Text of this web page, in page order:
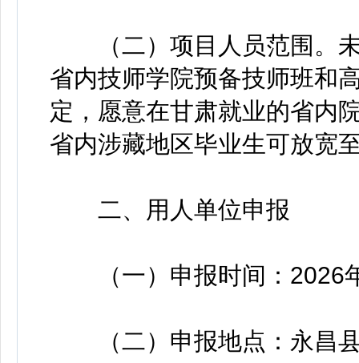
（二）项目人员范围。未
省内技师学院预备技师班和
定，愿意在甘肃就业的省内
省内涉藏地区毕业生可放宽
二、用人单位申报
（一）申报时间：2026
（二）申报地点：永昌县